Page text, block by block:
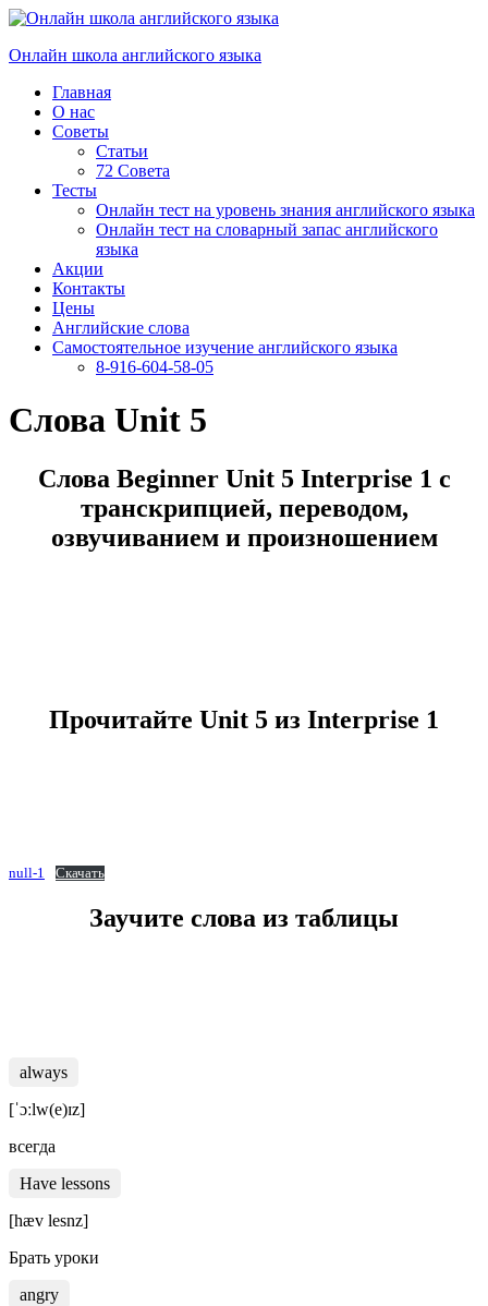
Перейти
содержимому
Онлайн школа английского языка
Главная
О нас
Советы
Статьи
72 Совета
Тесты
Онлайн тест на уровень знания английского языка
Онлайн тест на словарный запас английского
языка
Акции
Контакты
Цены
Английские слова
Самостоятельное изучение английского языка
8-916-604-58-05
Слова Unit 5
Слова Beginner Unit 5 Interprise 1 с
транскрипцией, переводом,
озвучиванием и произношением
Прочитайте Unit 5 из Interprise 1
null-1 Скачать
Заучите слова из таблицы
always
[ˈɔːlw(e)ɪz]
всегда
Have lessons
[hæv lesnz]
Брать уроки
angry